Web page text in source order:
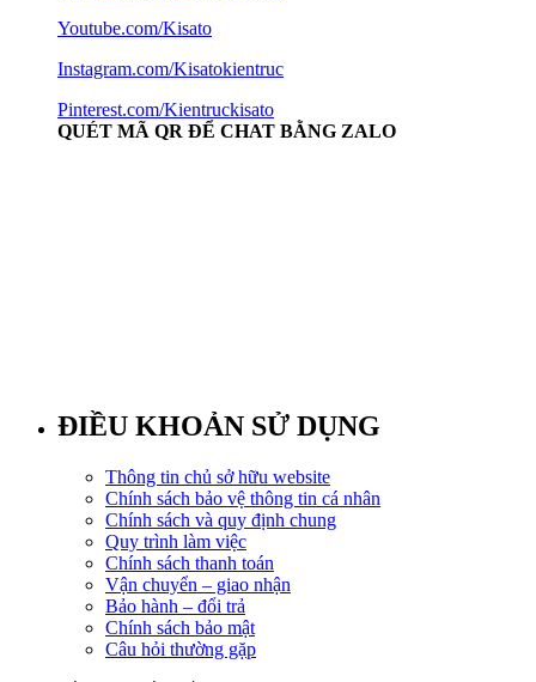
Youtube.com/Kisato
Instagram.com/Kisatokientruc
Pinterest.com/Kientruckisato
QUÉT MÃ QR ĐỂ CHAT BẰNG ZALO
ĐIỀU KHOẢN SỬ DỤNG
Thông tin chủ sở hữu website
Chính sách bảo vệ thông tin cá nhân
Chính sách và quy định chung
Quy trình làm việc
Chính sách thanh toán
Vận chuyển – giao nhận
Bảo hành – đổi trả
Chính sách bảo mật
Câu hỏi thường gặp